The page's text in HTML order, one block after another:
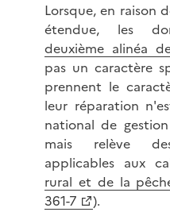
Lorsque, en raison
étendue, les
deuxième alinéa
pas un caractère
prennent le
leur réparation
national de
mais relève
applicables aux
rural et de la
361-7
).